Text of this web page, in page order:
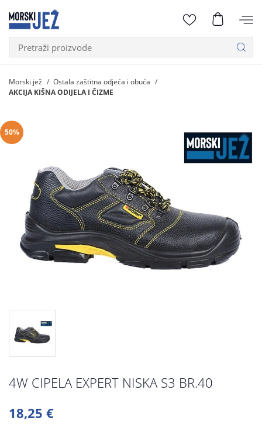
Morski jež Ostala zaštitna odjeća i obuća
AKCIJA KIŠNA ODIJELA I ČIZME
50%
4W CIPELA EXPERT NISKA S3 BR.40
18,25 €